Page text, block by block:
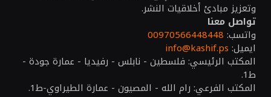
وتعزيز مبادئ أخلاقيات النشر.
تواصل معنا
واتسب: 00970566448448
ايميل: info@kashif.ps
المكتب الرئيسي: فلسطين - نابلس - رفيديا - عمارة جودة -
ط1.
المكتب الفرعي: رام الله - المصيون - عمارة الطيراوي-ط1.